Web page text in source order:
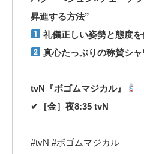
昇進する方法”
礼儀正しい姿勢と態度を
真心たっぷりの称賛シ
tvN『ボゴムマジカル』
✔［金］夜8:35 tvN
#tvN #ボゴムマジカル